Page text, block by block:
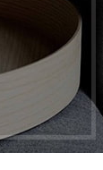
este în lucru